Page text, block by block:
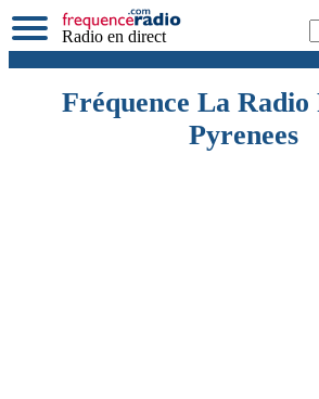
Radio en direct
Fréquence La Radio
Pyrenees